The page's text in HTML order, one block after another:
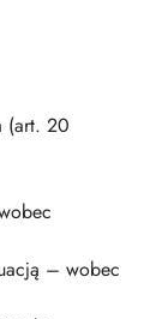
(art. 20
– wobec